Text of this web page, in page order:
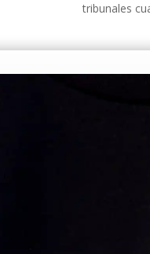
tribunales